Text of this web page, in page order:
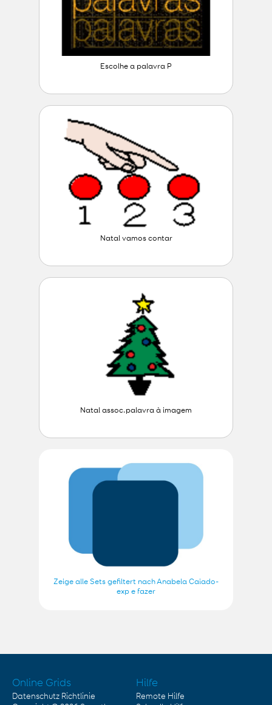
Escolhe a palavra P
Natal vamos contar
Natal assoc.palavra à imagem
Zeige alle Sets gefiltert nach Anabela Caiado-
exp e fazer
Online Grids
Datenschutz Richtlinie
Hilfe
Remote Hilfe